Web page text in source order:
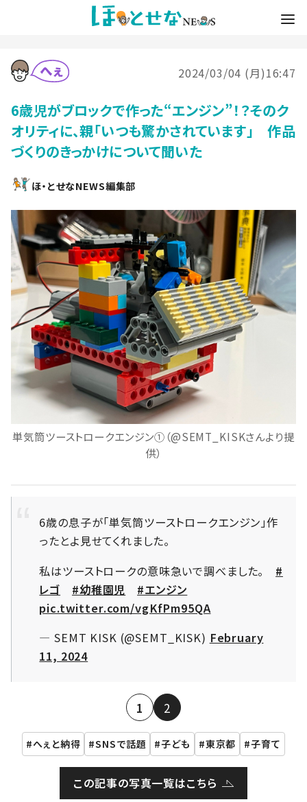
2024/03/04 (月)16:47
6歳児がブロックで作った“エンジン”！？そのク
オリティに、親「いつも驚かされています」 作品
づくりのきっかけについて聞いた
ほ・とせなNEWS編集部
単気筒ツーストロークエンジン①（@SEMT_KISKさんより提
供）
6歳の息子が「単気筒ツーストロークエンジン」作
ったとよ見せてくれました。
私はツーストロークの意味急いで調べました。 #
レゴ
#幼稚園児
#エンジン
pic.twitter.com/vgKfPm95QA
— SEMT KISK (@SEMT_KISK) February
11, 2024
1 2
へぇと納得 SNSで話題 子ども 東京都 子育て
この記事の写真一覧はこちら